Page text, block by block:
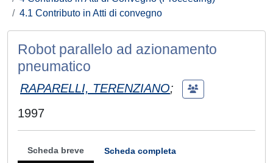
4.1 Contributo in Atti di convegno
Robot parallelo ad azionamento
pneumatico
RAPARELLI, TERENZIANO;
1997
Scheda breve Scheda completa